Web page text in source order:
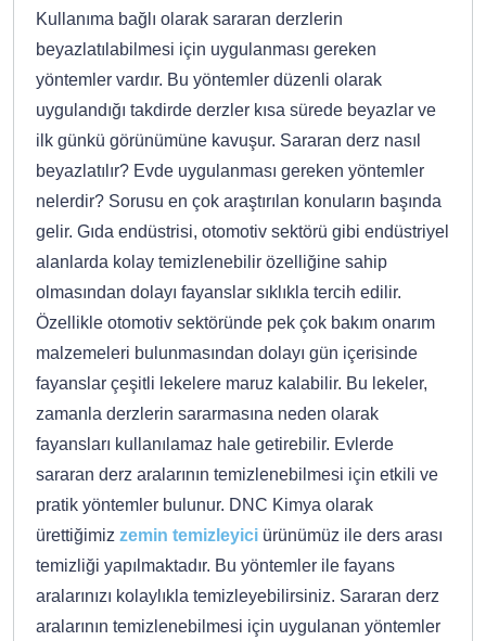
Kullanıma bağlı olarak sararan derzlerin
beyazlatılabilmesi için uygulanması gereken
yöntemler vardır. Bu yöntemler düzenli olarak
uygulandığı takdirde derzler kısa sürede beyazlar ve
ilk günkü görünümüne kavuşur. Sararan derz nasıl
beyazlatılır? Evde uygulanması gereken yöntemler
nelerdir? Sorusu en çok araştırılan konuların başında
gelir. Gıda endüstrisi, otomotiv sektörü gibi endüstriyel
alanlarda kolay temizlenebilir özelliğine sahip
olmasından dolayı fayanslar sıklıkla tercih edilir.
Özellikle otomotiv sektöründe pek çok bakım onarım
malzemeleri bulunmasından dolayı gün içerisinde
fayanslar çeşitli lekelere maruz kalabilir. Bu lekeler,
zamanla derzlerin sararmasına neden olarak
fayansları kullanılamaz hale getirebilir. Evlerde
sararan derz aralarının temizlenebilmesi için etkili ve
pratik yöntemler bulunur. DNC Kimya olarak
ürettiğimiz zemin temizleyici ürünümüz ile ders arası
temizliği yapılmaktadır. Bu yöntemler ile fayans
aralarınızı kolaylıkla temizleyebilirsiniz. Sararan derz
aralarının temizlenebilmesi için uygulanan yöntemler